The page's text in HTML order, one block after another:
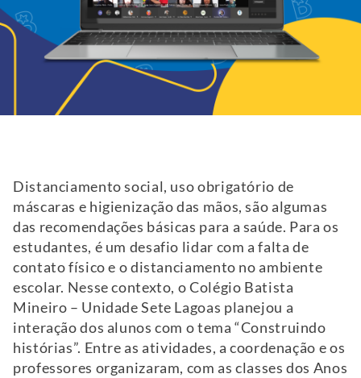
Distanciamento social, uso obrigatório de
máscaras e higienização das mãos, são algumas
das recomendações básicas para a saúde. Para os
estudantes, é um desafio lidar com a falta de
contato físico e o distanciamento no ambiente
escolar. Nesse contexto, o Colégio Batista
Mineiro – Unidade Sete Lagoas planejou a
interação dos alunos com o tema “Construindo
histórias”. Entre as atividades, a coordenação e os
professores organizaram, com as classes dos Anos